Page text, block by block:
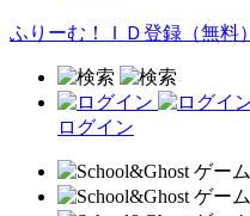
ふりーむ！ＩＤ登録（無料）
ログイン